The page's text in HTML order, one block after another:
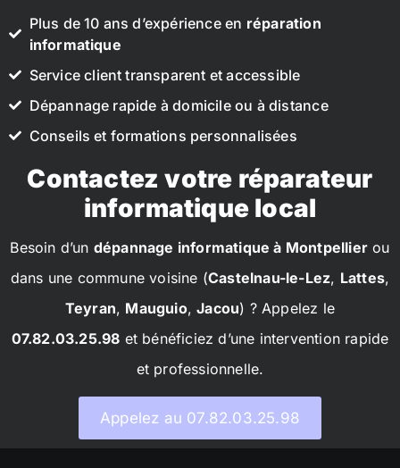
Plus de 10 ans d’expérience en réparation
informatique
Service client transparent et accessible
Dépannage rapide à domicile ou à distance
Conseils et formations personnalisées
Contactez votre réparateur
informatique local
Besoin d’un dépannage informatique à Montpellier ou
dans une commune voisine (Castelnau-le-Lez, Lattes,
Teyran, Mauguio,Jacou) ? Appelez le
07.82.03.25.98 et bénéficiez d’une intervention rapide
et professionnelle.
Appelez au 07.82.03.25.98